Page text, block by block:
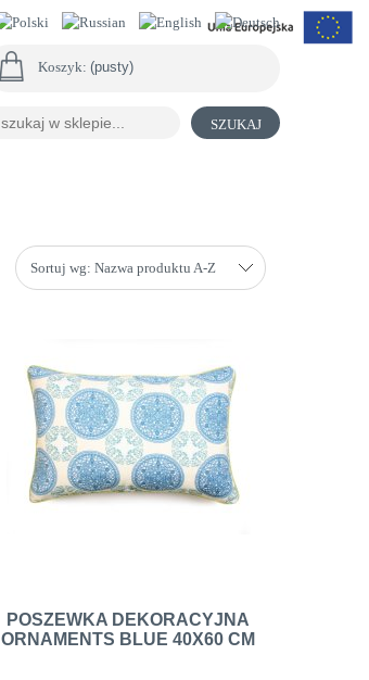
Koszyk: (pusty)
SZUKAJ
Sortuj wg: Nazwa produktu A-Z
POSZEWKA DEKORACYJNA
ORNAMENTS BLUE 40X60 CM